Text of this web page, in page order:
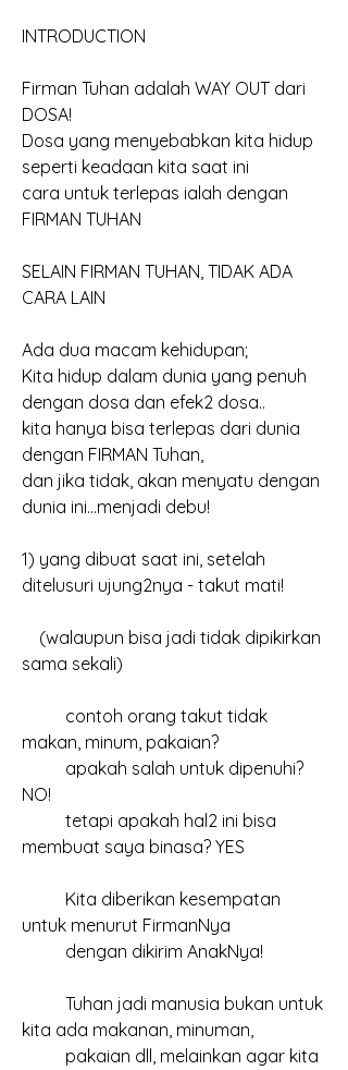
INTRODUCTION
Firman Tuhan adalah WAY OUT dari
DOSA!
Dosa yang menyebabkan kita hidup
seperti keadaan kita saat ini
cara untuk terlepas ialah dengan
FIRMAN TUHAN
SELAIN FIRMAN TUHAN, TIDAK ADA
CARA LAIN
Ada dua macam kehidupan;
Kita hidup dalam dunia yang penuh
dengan dosa dan efek2 dosa..
kita hanya bisa terlepas dari dunia
dengan FIRMAN Tuhan,
dan jika tidak, akan menyatu dengan
dunia ini...menjadi debu!
1) yang dibuat saat ini, setelah
ditelusuri ujung2nya - takut mati!
sama sekali)
makan, minum, pakaian?
NO!
membuat saya binasa? YES
untuk menurut FirmanNya
	dengan dikirim AnakNya!
kita ada makanan, minuman,